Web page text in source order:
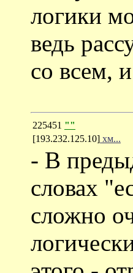
логики
ведь
со всем,
225451 ""
[193.232.125.10] хм...
- В
словах
сложно